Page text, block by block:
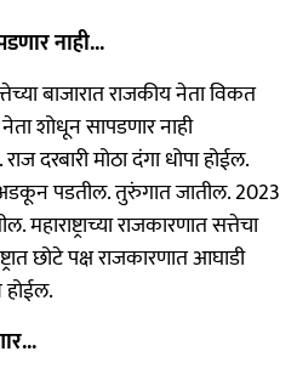
नाही...
बाजारात राजकीय नेता विकत
शोधून सापडणार नाही
दरबारी मोठा दंगा धोपा होईल.
पडतील. तुरुंगात जातील. 2023
महाराष्ट्राच्या राजकारणात सत्तेचा
छोटे पक्ष राजकारणात आघाडी